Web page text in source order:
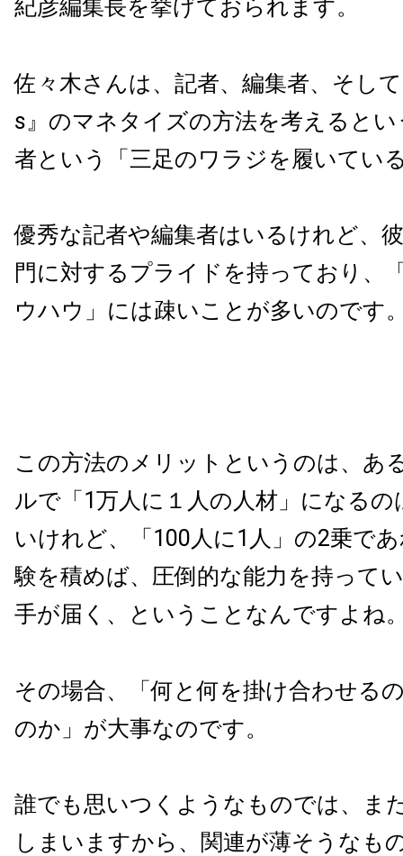
紀彦編集長を挙げておられます。
佐々木さんは、記者、編集者、そし
s 』のマネタイズの方法を考えると
者という「三足のワラジを履いてい
優秀な記者や編集者はいるけれど、
門に対するプライドを持っており、
ウハウ」には疎いことが多いのです
この方法のメリットというのは、あ
ルで「 1万人に１人の人材」になる
いけれど、「 100人に1 人」の2乗で
験を積めば、圧倒的な能力を持って
手が届く、ということなんですよね
その場合、「何と何を掛け合わせる
のか」が大事なのです。
誰でも思いつくようなものでは、ま
しまいますから、関連が薄そうなも